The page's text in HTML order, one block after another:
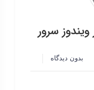
بدون دیدگاه